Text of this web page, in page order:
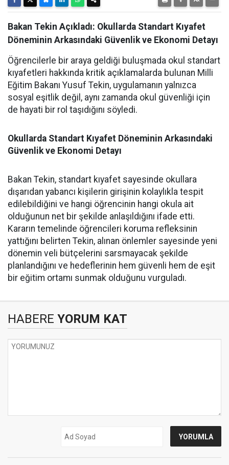
Bakan Tekin Açıkladı: Okullarda Standart Kıyafet
Döneminin Arkasındaki Güvenlik ve Ekonomi Detayı
Öğrencilerle bir araya geldiği buluşmada okul standart
kıyafetleri hakkında kritik açıklamalarda bulunan Milli
Eğitim Bakanı Yusuf Tekin, uygulamanın yalnızca
sosyal eşitlik değil, aynı zamanda okul güvenliği için
de hayati bir rol taşıdığını söyledi.
Okullarda Standart Kıyafet Döneminin Arkasındaki
Güvenlik ve Ekonomi Detayı
Bakan Tekin, standart kıyafet sayesinde okullara
dışarıdan yabancı kişilerin girişinin kolaylıkla tespit
edilebildiğini ve hangi öğrencinin hangi okula ait
olduğunun net bir şekilde anlaşıldığını ifade etti.
Kararın temelinde öğrencileri koruma refleksinin
yattığını belirten Tekin, alınan önlemler sayesinde yeni
dönemin veli bütçelerini sarsmayacak şekilde
planlandığını ve hedeflerinin hem güvenli hem de eşit
bir eğitim ortamı sunmak olduğunu vurguladı.
HABERE YORUM KAT